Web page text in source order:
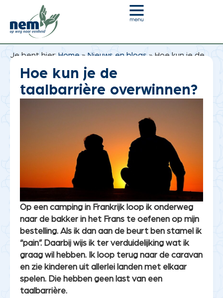
Je bent hier: Home»Nieuws en blogs» Hoe kun je de
taalbarrière overwinnen?
Hoe kun je de
taalbarrière overwinnen?
Op een camping in Frankrijk loop ik onderweg
naar de bakker in het Frans te oefenen op mijn
bestelling. Als ik dan aan de beurt ben stamel ik
“pain”. Daarbij wijs ik ter verduidelijking wat ik
graag wil hebben. Ik loop terug naar de caravan
en zie kinderen uit allerlei landen met elkaar
spelen. Die hebben geen last van een
taalbarrière.